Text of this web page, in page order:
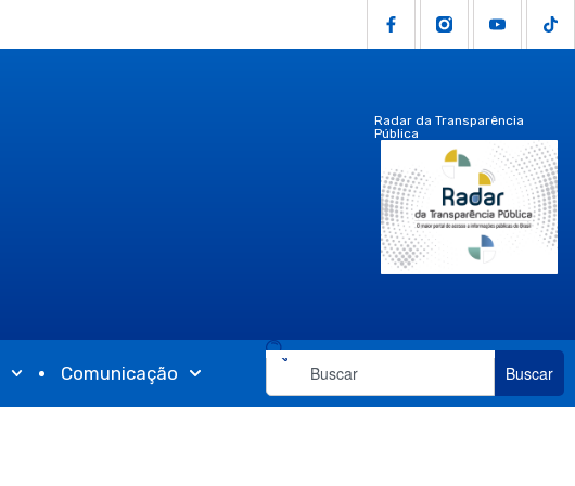
Radar da Transparência
Pública
Comunicação Buscar